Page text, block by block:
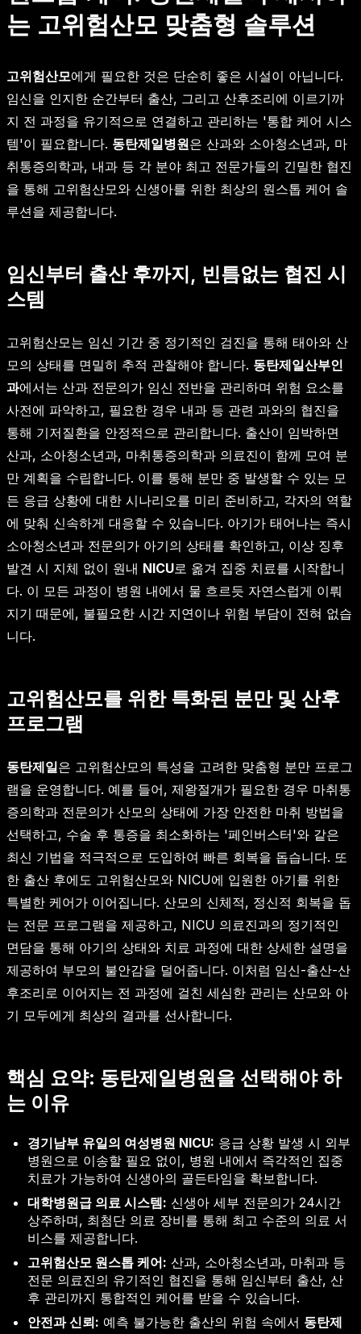
는 고위험산모 맞춤형 솔루션
고위험산모에게 필요한 것은 단순히 좋은 시설이 아닙니다.
임신을 인지한 순간부터 출산, 그리고 산후조리에 이르기까
지 전 과정을 유기적으로 연결하고 관리하는 '통합 케어 시스
템'이 필요합니다. 동탄제일병원은 산과와 소아청소년과, 마
취통증의학과, 내과 등 각 분야 최고 전문가들의 긴밀한 협진
을 통해 고위험산모와 신생아를 위한 최상의 원스톱 케어 솔
루션을 제공합니다.
임신부터 출산 후까지, 빈틈없는 협진 시
스템
고위험산모는 임신 기간 중 정기적인 검진을 통해 태아와 산
모의 상태를 면밀히 추적 관찰해야 합니다. 동탄제일산부인
과에서는 산과 전문의가 임신 전반을 관리하며 위험 요소를
사전에 파악하고, 필요한 경우 내과 등 관련 과와의 협진을
통해 기저질환을 안정적으로 관리합니다. 출산이 임박하면
산과, 소아청소년과, 마취통증의학과 의료진이 함께 모여 분
만 계획을 수립합니다. 이를 통해 분만 중 발생할 수 있는 모
든 응급 상황에 대한 시나리오를 미리 준비하고, 각자의 역할
에 맞춰 신속하게 대응할 수 있습니다. 아기가 태어나는 즉시
소아청소년과 전문의가 아기의 상태를 확인하고, 이상 징후
발견 시 지체 없이 원내 NICU로 옮겨 집중 치료를 시작합니
다. 이 모든 과정이 병원 내에서 물 흐르듯 자연스럽게 이뤄
지기 때문에, 불필요한 시간 지연이나 위험 부담이 전혀 없습
니다.
고위험산모를 위한 특화된 분만 및 산후
프로그램
동탄제일은 고위험산모의 특성을 고려한 맞춤형 분만 프로그
램을 운영합니다. 예를 들어, 제왕절개가 필요한 경우 마취통
증의학과 전문의가 산모의 상태에 가장 안전한 마취 방법을
선택하고, 수술 후 통증을 최소화하는 '페인버스터'와 같은
최신 기법을 적극적으로 도입하여 빠른 회복을 돕습니다. 또
한 출산 후에도 고위험산모와 NICU에 입원한 아기를 위한
특별한 케어가 이어집니다. 산모의 신체적, 정신적 회복을 돕
는 전문 프로그램을 제공하고, NICU 의료진과의 정기적인
면담을 통해 아기의 상태와 치료 과정에 대한 상세한 설명을
제공하여 부모의 불안감을 덜어줍니다. 이처럼 임신-출산-산
후조리로 이어지는 전 과정에 걸친 세심한 관리는 산모와 아
기 모두에게 최상의 결과를 선사합니다.
핵심 요약: 동탄제일병원을 선택해야 하
는 이유
경기남부 유일의 여성병원 NICU: 응급 상황 발생 시 외부
병원으로 이송할 필요 없이, 병원 내에서 즉각적인 집중
치료가 가능하여 신생아의 골든타임을 확보합니다.
대학병원급 의료 시스템: 신생아 세부 전문의가 24시간
상주하며, 최첨단 의료 장비를 통해 최고 수준의 의료 서
비스를 제공합니다.
고위험산모 원스톱 케어: 산과, 소아청소년과, 마취과 등
전문 의료진의 유기적인 협진을 통해 임신부터 출산, 산
후 관리까지 통합적인 케어를 받을 수 있습니다.
안전과 신뢰: 예측 불가능한 출산의 위험 속에서 동탄제